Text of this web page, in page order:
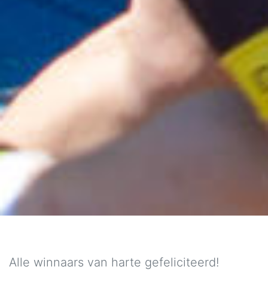
Alle winnaars van harte gefeliciteerd!